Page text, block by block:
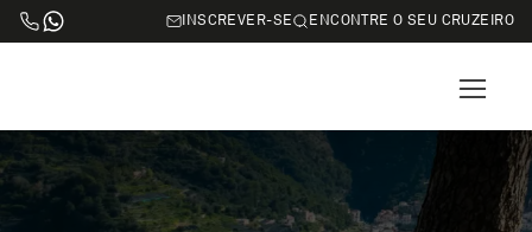
INSCREVER-SE ENCONTRE O SEU CRUZEIRO